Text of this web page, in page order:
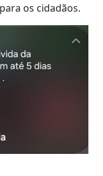
os cidadãos.